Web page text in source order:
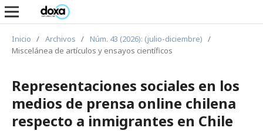
Inicio / Archivos / Núm. 43 (2026): (julio-diciembre) /
Miscelánea de artículos y ensayos científicos
Representaciones sociales en los
medios de prensa online chilena
respecto a inmigrantes en Chile